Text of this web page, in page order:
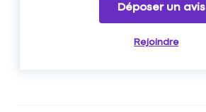
Déposer un avis
Rejoindre